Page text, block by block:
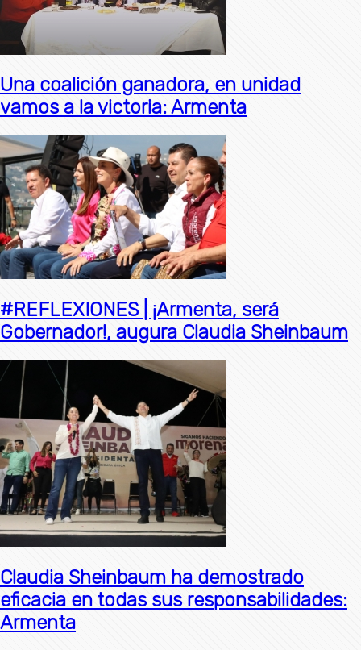
Una coalición ganadora, en unidad
vamos a la victoria: Armenta
#REFLEXIONES | ¡Armenta, será
Gobernador!, augura Claudia Sheinbaum
Claudia Sheinbaum ha demostrado
eficacia en todas sus responsabilidades:
Armenta